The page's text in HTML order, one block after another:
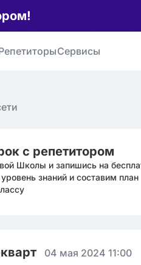
Сервисы
с репетитором
Школы и запишись на
знаний и составим план
04 мая 2024 11:00